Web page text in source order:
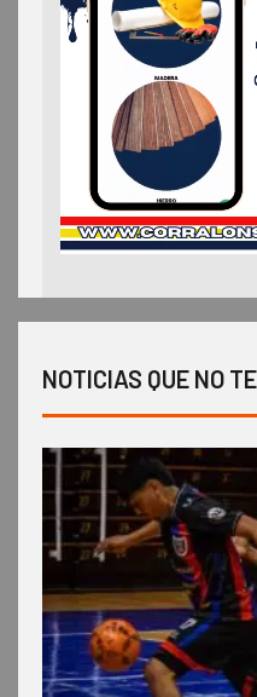
NOTICIAS QUE NO